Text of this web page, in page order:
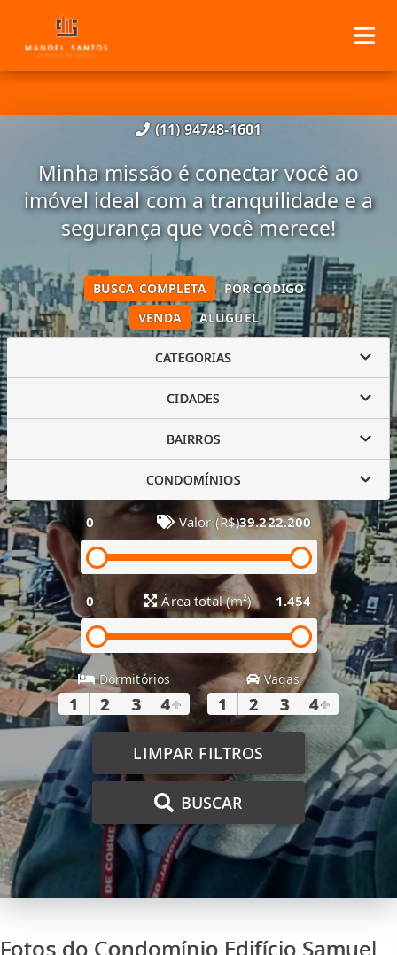
(11) 94748-1601
Minha missão é conectar você ao
imóvel ideal com a tranquilidade e a
segurança que você merece!
VENDA ALUGUEL
BUSCA COMPLETA POR CÓDIGO
CATEGORIAS
CIDADES
BAIRROS
CONDOMÍNIOS
0 Valor (R$)39.222.200
0 Área total (m²) 1.454
Dormitórios
1 2 3 4+
Vagas
1 2 3 4+
LIMPAR FILTROS
BUSCAR
Fotos do Condomínio Edifício Samuel